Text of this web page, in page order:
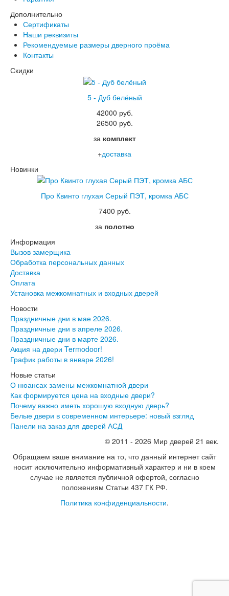
Дополнительно
Сертификаты
Наши реквизиты
Рекомендуемые размеры дверного проёма
Контакты
Скидки
5 - Дуб белёный
42000 руб.
26500 руб.
за комплект
+доставка
Новинки
Про Квинто глухая Серый ПЭТ, кромка АБС
7400 руб.
за полотно
Информация
Вызов замерщика
Обработка персональных данных
Доставка
Оплата
Установка межкомнатных и входных дверей
Новости
Праздничные дни в мае 2026.
Праздничные дни в апреле 2026.
Праздничные дни в марте 2026.
Акция на двери Termodoor!
График работы в январе 2026!
Новые статьи
О нюансах замены межкомнатной двери
Как формируется цена на входные двери?
Почему важно иметь хорошую входную дверь?
Белые двери в современном интерьере: новый взгляд
Панели на заказ для дверей АСД
© 2011 - 2026 Мир дверей 21 век.
Обращаем ваше внимание на то, что данный интернет сайт
носит исключительно информативный характер и ни в коем
случае не является публичной офертой, согласно
положениям Статьи 437 ГК РФ.
Политика конфиденциальности.